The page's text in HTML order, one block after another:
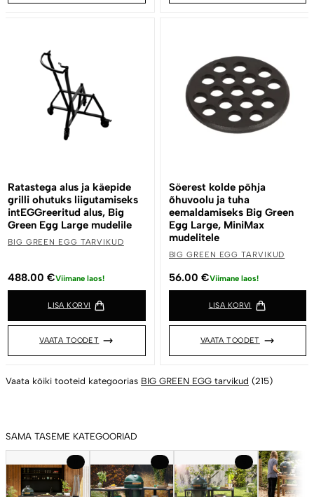
Ratastega alus ja käepide
grilli ohutuks liigutamiseks
intEGGreeritud alus, Big
Green Egg Large mudelile
BIG GREEN EGG TARVIKUD
488.00 €Viimane laos!
LISA KORVI
VAATA TOODET
Söerest kolde põhja
õhuvoolu ja tuha
eemaldamiseks Big Green
Egg Large, MiniMax
mudelitele
BIG GREEN EGG TARVIKUD
56.00 €Viimane laos!
LISA KORVI
VAATA TOODET
Vaata kõiki tooteid kategoorias BIG GREEN EGG tarvikud (215)
SAMA TASEME KATEGOORIAD